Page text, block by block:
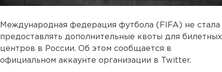
Международная федерация футбола (FIFA) не стала
предоставлять дополнительные квоты для билетных
центров в России. Об этом сообщается в
официальном аккаунте организации в Twitter.